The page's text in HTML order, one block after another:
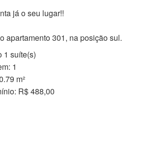
já o seu lugar!!
apartamento 301, na posição sul.
1 suíte(s)
1
m²
R$ 488,00